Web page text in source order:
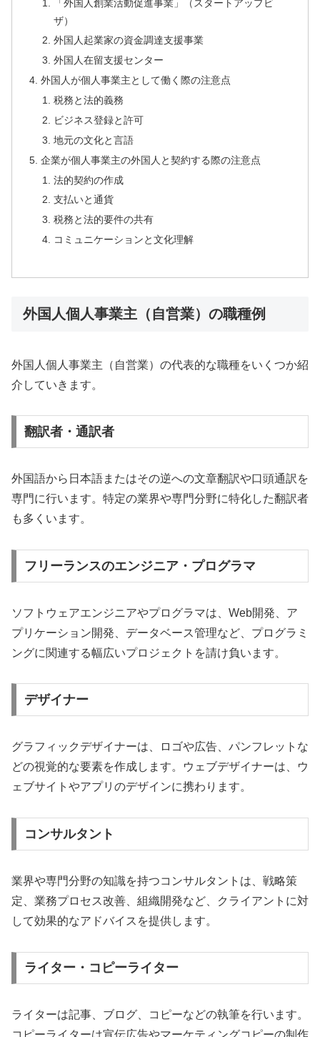
「外国人創業活動促進事業」（スタートアップビ
ザ）
外国人起業家の資金調達支援事業
外国人在留支援センター
外国人が個人事業主として働く際の注意点
税務と法的義務
ビジネス登録と許可
地元の文化と言語
企業が個人事業主の外国人と契約する際の注意点
法的契約の作成
支払いと通貨
税務と法的要件の共有
コミュニケーションと文化理解
外国人個人事業主（自営業）の職種例
外国人個人事業主（自営業）の代表的な職種をいくつか紹
介していきます。
翻訳者・通訳者
外国語から日本語またはその逆への文章翻訳や口頭通訳を
専門に行います。特定の業界や専門分野に特化した翻訳者
も多くいます。
フリーランスのエンジニア・プログラマ
ソフトウェアエンジニアやプログラマは、Web開発、ア
プリケーション開発、データベース管理など、プログラミ
ングに関連する幅広いプロジェクトを請け負います。
デザイナー
グラフィックデザイナーは、ロゴや広告、パンフレットな
どの視覚的な要素を作成します。ウェブデザイナーは、ウ
ェブサイトやアプリのデザインに携わります。
コンサルタント
業界や専門分野の知識を持つコンサルタントは、戦略策
定、業務プロセス改善、組織開発など、クライアントに対
して効果的なアドバイスを提供します。
ライター・コピーライター
ライターは記事、ブログ、コピーなどの執筆を行います。